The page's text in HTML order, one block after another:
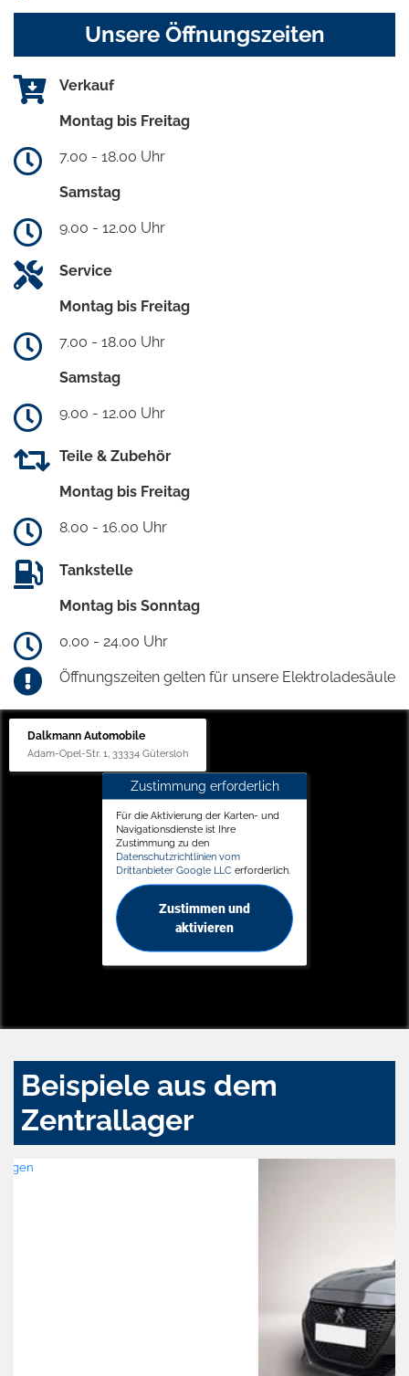
Unsere Öffnungszeiten
Verkauf
Montag bis Freitag
7.00 - 18.00 Uhr
Samstag
9.00 - 12.00 Uhr
Service
Montag bis Freitag
7.00 - 18.00 Uhr
Samstag
9.00 - 12.00 Uhr
Teile & Zubehör
Montag bis Freitag
8.00 - 16.00 Uhr
Tankstelle
Montag bis Sonntag
0.00 - 24.00 Uhr
Öffnungszeiten gelten für unsere Elektroladesäule
Dalkmann Automobile
Adam-Opel-Str. 1, 33334 Gütersloh
Zustimmung erforderlich
Für die Aktivierung der Karten- und
Navigationsdienste ist Ihre
Zustimmung zu den
Datenschutzrichtlinien vom
Drittanbieter Google LLC erforderlich.
Zustimmen und
aktivieren
Beispiele aus dem
Zentrallager